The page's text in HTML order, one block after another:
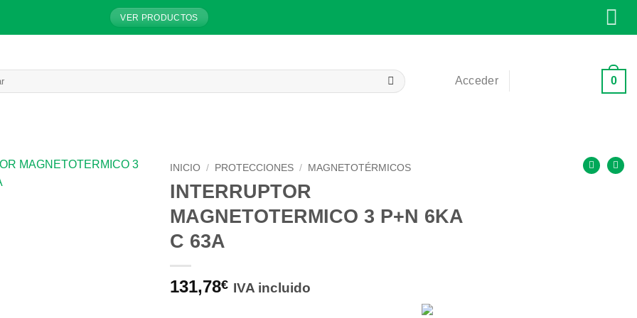
VER PRODUCTOS
Acceder 0
INICIO / PROTECCIONES / MAGNETOTÉRMICOS
INTERRUPTOR
MAGNETOTERMICO 3 P+N 6KA
C 63A
131,78€ IVA incluido